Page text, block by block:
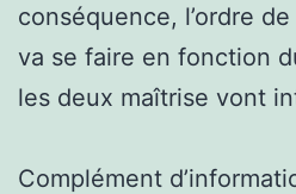
conséquence, l’ordre
va se faire en fonction
les deux maîtrise vont
Complément